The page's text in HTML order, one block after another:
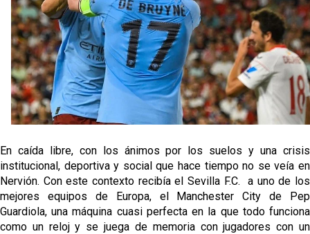
fichajes
Opinión | "Carta abierta a Alberto Flores" por Rafa
García
Análisis I Quién es y cómo juega Fran González
Miguel Sierra: La temporada pasada se vio
trabajamos con ilusión
En caída libre, con los ánimos por los suelos y una crisis
institucional, deportiva y social que hace tiempo no se veía en
Nervión. Con este contexto recibía el Sevilla F.C. a uno de los
mejores equipos de Europa, el Manchester City de Pep
Guardiola, una máquina cuasi perfecta en la que todo funciona
como un reloj y se juega de memoria con jugadores con un